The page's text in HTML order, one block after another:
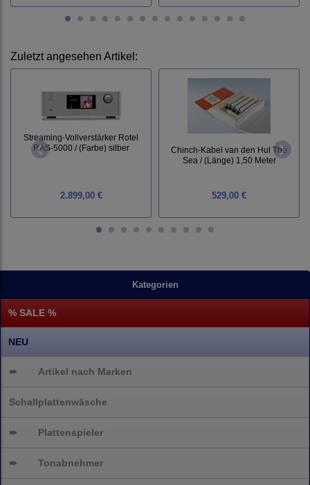
Kategorien
% SALE %
NEU
➨ Artikel nach Marken
Schallplattenwäsche
➨ Plattenspieler
➨ Tonabnehmer
Zuletzt angesehen Artikel:
Streaming-Vollverstärker Rotel
RAS-5000 / (Farbe) silber
2.899,00 €
Chinch-Kabel van den Hul The
Sea / (Länge) 1,50 Meter
529,00 €